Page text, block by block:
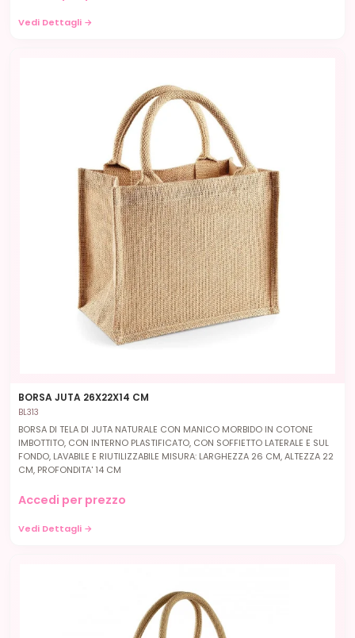
Vedi Dettagli →
BORSA JUTA 26X22X14 CM
BL313
BORSA DI TELA DI JUTA NATURALE CON MANICO MORBIDO IN COTONE
IMBOTTITO, CON INTERNO PLASTIFICATO, CON SOFFIETTO LATERALE E SUL
FONDO, LAVABILE E RIUTILIZZABILE MISURA: LARGHEZZA 26 CM, ALTEZZA 22
CM, PROFONDITA' 14 CM
Accedi per prezzo
Vedi Dettagli →